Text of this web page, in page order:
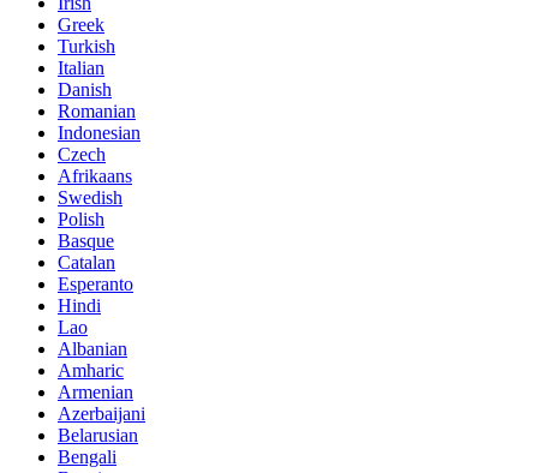
Greek
Turkish
Italian
Danish
Romanian
Indonesian
Czech
Afrikaans
Swedish
Polish
Basque
Catalan
Esperanto
Hindi
Lao
Albanian
Amharic
Armenian
Azerbaijani
Belarusian
Bengali